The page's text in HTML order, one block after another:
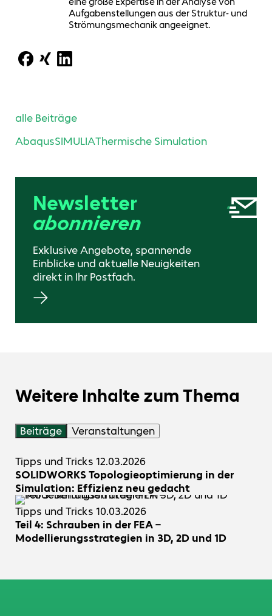
Aufgabenstellungen aus der Struktur- und
Strömungsmechanik angeeignet.
alle Beiträge
AbaqusSIMULIAThermische Simulation
Newsletter
abonnieren
Exklusive Angebote, spannende
Einblicke und aktuelle Neuigkeiten
direkt in Ihr Postfach.
Weitere Inhalte zum Thema
Beiträge Veranstaltungen
Tipps und Tricks 12.03.2026
SOLIDWORKS Topologieoptimierung in der
Simulation: Effizienz neu gedacht
Tipps und Tricks 10.03.2026
Teil 4: Schrauben in der FEA –
Modellierungsstrategien in 3D, 2D und 1D